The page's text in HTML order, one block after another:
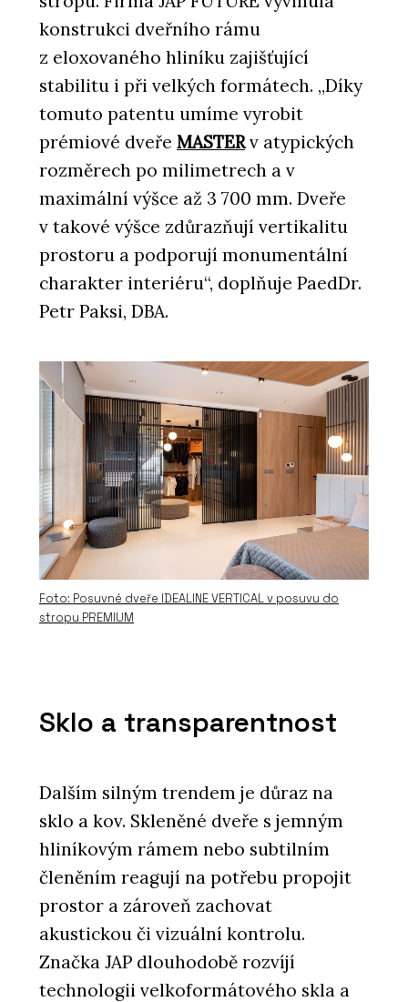
konstrukci dveřního rámu
z eloxovaného hliníku zajišťující
stabilitu i při velkých formátech. „Díky
tomuto patentu umíme vyrobit
prémiové dveře MASTERv atypických
rozměrech po milimetrech a v
maximální výšce až 3 700 mm. Dveře
v takové výšce zdůrazňují vertikalitu
prostoru a podporují monumentální
charakter interiéru“, doplňuje PaedDr.
Petr Paksi, DBA.
Foto: Posuvné dveře IDEALINE VERTICAL v posuvu do
stropu PREMIUM
Sklo a transparentnost
Dalším silným trendem je důraz na
sklo a kov. Skleněné dveře s jemným
hliníkovým rámem nebo subtilním
členěním reagují na potřebu propojit
prostor a zároveň zachovat
akustickou či vizuální kontrolu.
Značka JAP dlouhodobě rozvíjí
technologii velkoformátového skla a